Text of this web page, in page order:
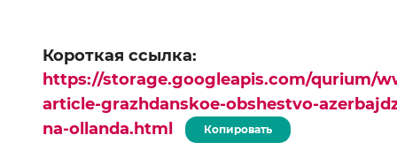
Короткая ссылка:
https://storage.googleapis.com/qurium/
article-grazhdanskoe-obshestvo-
na-ollanda.html
Копировать